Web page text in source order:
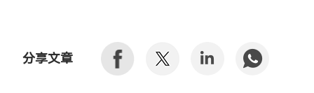
分享文章